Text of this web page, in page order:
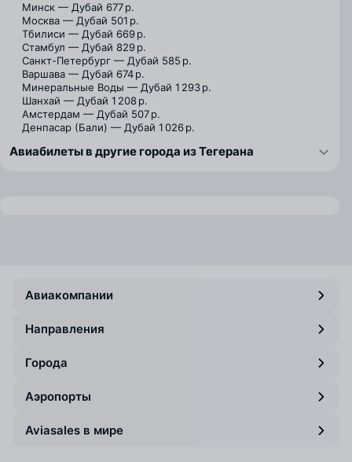
Минск — Дубай 677 р.
Москва — Дубай 501 р.
Тбилиси — Дубай 669 р.
Стамбул — Дубай 829 р.
Санкт-Петербург — Дубай 585 р.
Варшава — Дубай 674 р.
Минеральные Воды — Дубай 1 293 р.
Шанхай — Дубай 1 208 р.
Амстердам — Дубай 507 р.
Денпасар (Бали) — Дубай 1 026 р.
Авиабилеты в другие города из Тегерана
Авиакомпании
Направления
Города
Аэропорты
Aviasales в мире